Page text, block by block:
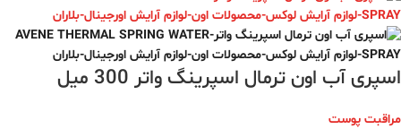
اسپری آب اون ترمال اسپرینگ واتر 300 میل
مراقبت پوست